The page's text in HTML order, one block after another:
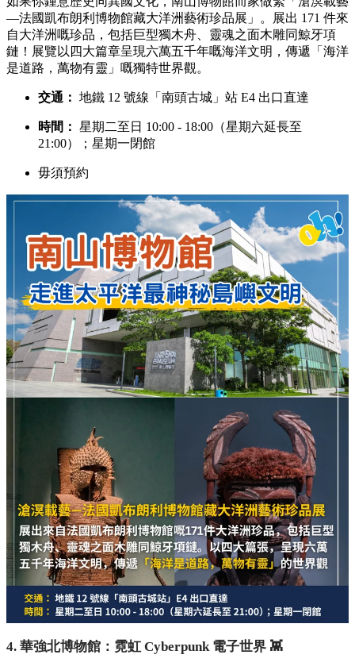
3. 南山博物館：走進太平洋最神秘島嶼文明 🗿
如果你鍾意歷史同異國文化，南山博物館而家做緊「滄溟載藝
—法國凱布朗利博物館藏大洋洲藝術珍品展」。展出 171 件來
自大洋洲嘅珍品，包括巨型獨木舟、靈魂之面木雕同鯨牙項
鏈！展覽以四大篇章呈現六萬五千年嘅海洋文明，傳遞「海洋
是道路，萬物有靈」嘅獨特世界觀。
交通：地鐵 12 號線「南頭古城」站 E4 出口直達
時間：星期二至日 10:00 - 18:00（星期六延長至
21:00）；星期一閉館
毋須預約